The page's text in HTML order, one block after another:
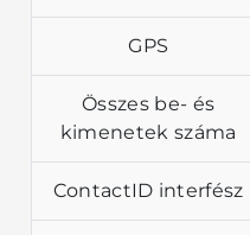
GPS
Összes be- és
kimenetek száma
ContactID interfész